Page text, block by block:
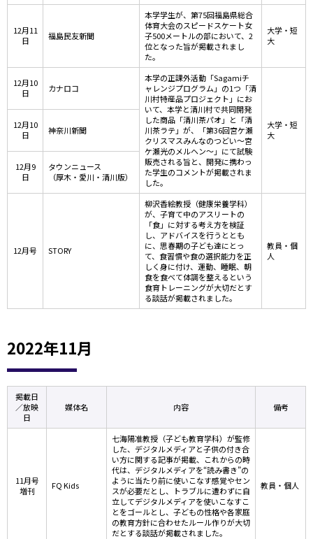
12月11
日
福島民友新聞
本学学生が、第75回福島県総合
体育大会のスピードスケート女
子500メートルの部において、2
位となった旨が掲載されまし
た。
大学・短
大
12月10
日
カナロコ
本学の正課外活動「Sagamiチ
ャレンジプログラム」の1つ「清
川村特産品プロジェクト」にお
いて、本学と清川村で共同開発
した商品「清川茶パオ」と「清
川茶ラテ」が、「第36回宮ケ瀬
クリスマスみんなのつどい～宮
ケ瀬光のメルヘン～」にて試験
販売される旨と、開発に携わっ
た学生のコメントが掲載されま
した。
大学・短
大
12月10
日
神奈川新聞
12月9
日
タウンニュース
（厚木・愛川・清川版）
12月号 STORY
柳沢香絵教授（健康栄養学科）
が、子育て中のアスリートの
「食」に対する考え方を検証
し、アドバイスを行うととも
に、思春期の子ども達にとっ
て、食習慣や食の選択能力を正
しく身に付け、運動、睡眠、朝
食を食べて体調を整えるという
食育トレーニングが大切だとす
る談話が掲載されました。
教員・個
人
2022年11月
掲載日
／放映
日
媒体名 内容 備考
11月号
増刊
FQ Kids
七海陽准教授（子ども教育学科）が監修
した、デジタルメディアと子供の付き合
い方に関する記事が掲載、これからの時
代は、デジタルメディアを“読み書き”の
ように当たり前に使いこなす感覚やセン
スが必要だとし、トラブルに遭わずに自
立してデジタルメディアを使いこなすこ
とをゴールとし、子どもの性格や各家庭
の教育方針に合わせたルール作りが大切
だとする談話が掲載されました。
教員・個人